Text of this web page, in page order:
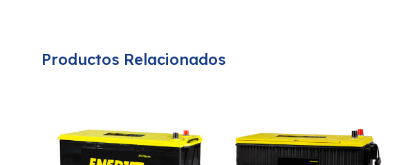
Productos Relacionados